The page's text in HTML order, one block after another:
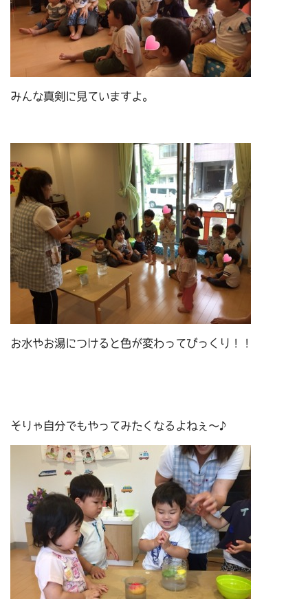
みんな真剣に見ていますよ。
お水やお湯につけると色が変わってびっくり！！
そりゃ自分でもやってみたくなるよねぇ～♪